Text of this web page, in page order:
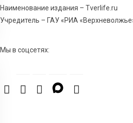
безопасности
Твери в начале августа
Наименование издания – Tverlife.ru
Учредитель – ГАУ «РИА
Мы в соцсетях: